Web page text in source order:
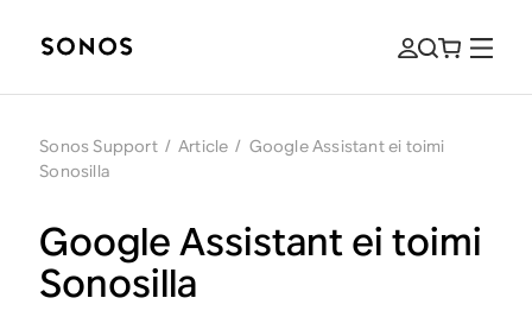
Sonos Support / Article / Google Assistant ei toimi
Sonosilla
Google Assistant ei toimi
Sonosilla